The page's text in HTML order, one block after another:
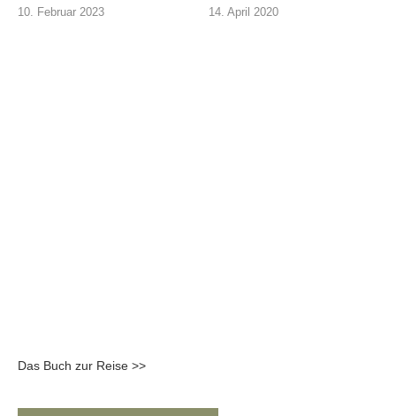
10. Februar 2023 14. April 2020
Das Buch zur Reise >>